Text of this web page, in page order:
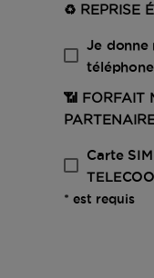
♻️ REPRISE
Je donne
téléphone
📶 FORFAIT
Carte
* est requis